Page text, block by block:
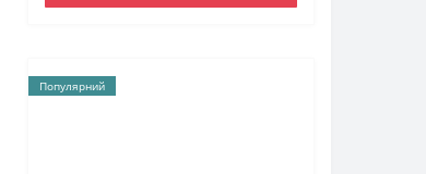
Популярний